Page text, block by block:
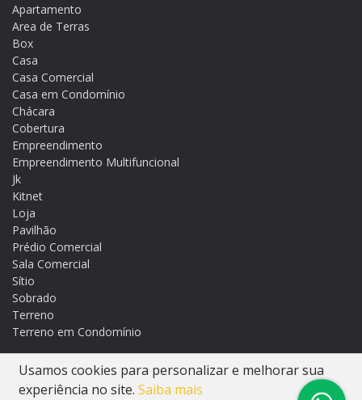
Apartamento
Area de Terras
Box
Casa
Casa Comercial
Casa em Condomínio
Chácara
Cobertura
Empreendimento
Empreendimento Multifuncional
Jk
Kitnet
Loja
Pavilhão
Prédio Comercial
Sala Comercial
Sítio
Sobrado
Terreno
Terreno em Condomínio
Casa Amarela - As informações e valores de imóveis
Usamos cookies para personalizar e melhorar sua
experiência no site. Saiba mais